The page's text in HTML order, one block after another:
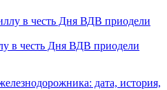
в честь Дня ВДВ приодели